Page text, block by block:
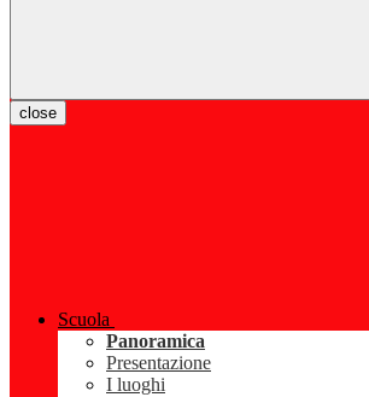
close
Scuola
Panoramica
Presentazione
I luoghi